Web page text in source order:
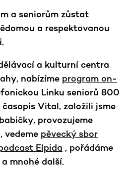
a seniorům zůstat
a respektovanou
a kulturní centra
nabízíme program on-
Linku seniorů 800
Vital, založili jsme
provozujeme
vedeme pěvecký sbor
Elpida , pořádáme
mnohé další.